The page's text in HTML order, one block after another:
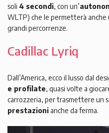
soli 4 secondi, con un’
WLTP) che le permetterà
grandi percorrenze.
Cadillac Lyriq
Dall’America, ecco il lusso dal
e profilate, quasi volte a
carrozzeria, per trasmettere un
prestazioni anche da ferma.